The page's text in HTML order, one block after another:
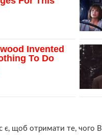
є, щоб отримати те, чого